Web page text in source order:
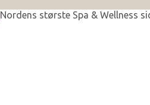
Nordens største Spa & Wellness